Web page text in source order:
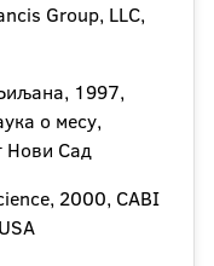
Group, LLC,
1997,
о месу,
Нови Сад
2000, CABI